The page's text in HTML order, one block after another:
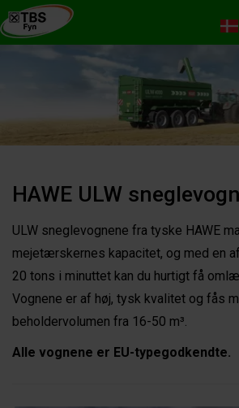
HAWE ULW
ULW sneglevognene fra tyske HAWE
mejetærskernes kapacitet, og med en
20 tons i minuttet kan du hurtigt få
Vognene er af høj, tysk kvalitet og fås
beholdervolumen fra 16-50 m³.
Alle vognene er EU-typegodkendte.